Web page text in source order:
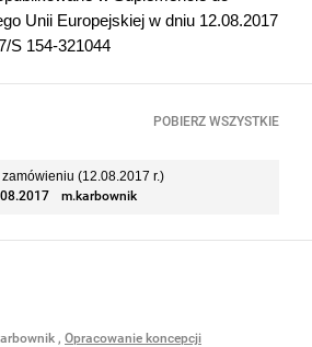
Unii Europejskiej w dniu 12.08.2017
S 154-321044
POBIERZ WSZYSTKIE
zamówieniu (12.08.2017 r.)
m.karbownik
, Opracowanie koncepcji